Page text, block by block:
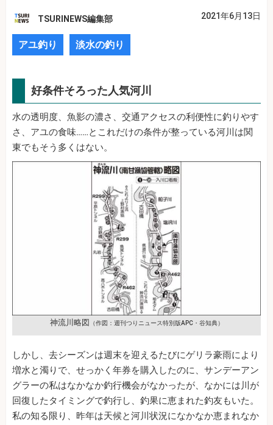
TSURINEWS編集部 2021年6月13日
アユ釣り 淡水の釣り
好条件そろった人気河川
水の透明度、魚影の濃さ、交通アクセスの利便性に釣りやす
さ、アユの食味……とこれだけの条件が整っている河川は関
東でもそう多くはない。
神流川略図 （作図：週刊つりニュース特別版APC・谷知典）
しかし、去シーズンは週末を迎えるたびにゲリラ豪雨により
増水と濁りで、せっかく年券を購入したのに、サンデーアン
グラーの私はなかなか釣行機会がなかったが、なかには川が
回復したタイミングで釣行し、釣果に恵まれた釣友もいた。
私の知る限り、昨年は天候と河川状況になかなか恵まれなか